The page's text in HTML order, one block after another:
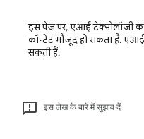
इस पेज पर, एआई टेक्नोलॉजी
कॉन्टेंट मौजूद हो सकता है.
सकती हैं.
इस लेख के बारे में सुझाव दें